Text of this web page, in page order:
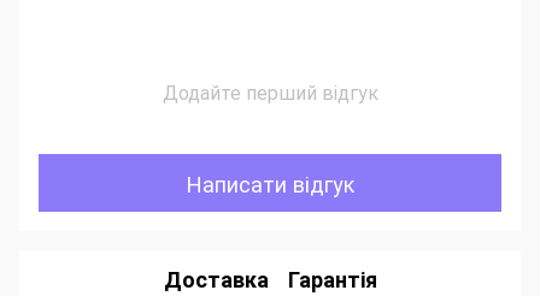
Додайте перший відгук
Написати відгук
Доставка Гарантія